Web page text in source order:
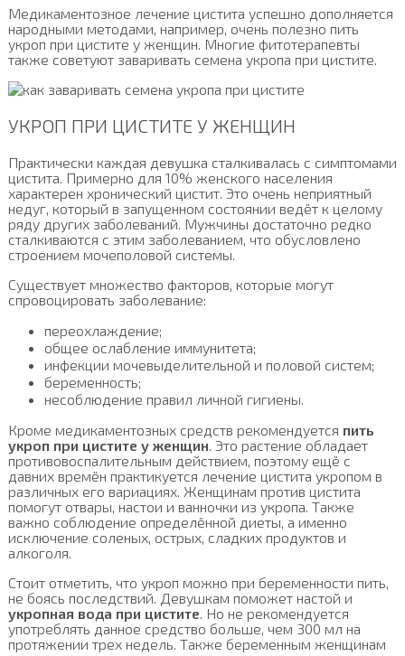
Медикаментозное лечение цистита успешно дополняется
народными методами, например, очень полезно пить
укроп при цистите у женщин. Многие фитотерапевты
также советуют заваривать семена укропа при цистите.
УКРОП ПРИ ЦИСТИТЕ У ЖЕНЩИН
Практически каждая девушка сталкивалась с симптомами
цистита. Примерно для 10% женского населения
характерен хронический цистит. Это очень неприятный
недуг, который в запущенном состоянии ведёт к целому
ряду других заболеваний. Мужчины достаточно редко
сталкиваются с этим заболеванием, что обусловлено
строением мочеполовой системы.
Существует множество факторов, которые могут
спровоцировать заболевание:
переохлаждение;
общее ослабление иммунитета;
инфекции мочевыделительной и половой систем;
беременность;
несоблюдение правил личной гигиены.
Кроме медикаментозных средств рекомендуется пить
укроп при цистите у женщин. Это растение обладает
противовоспалительным действием, поэтому ещё с
давних времён практикуется лечение цистита укропом в
различных его вариациях. Женщинам против цистита
помогут отвары, настои и ванночки из укропа. Также
важно соблюдение определённой диеты, а именно
исключение соленых, острых, сладких продуктов и
алкоголя.
Стоит отметить, что укроп можно при беременности пить,
не боясь последствий. Девушкам поможет настой и
укропная вода при цистите. Но не рекомендуется
употреблять данное средство больше, чем 300 мл на
протяжении трех недель. Также беременным женщинам